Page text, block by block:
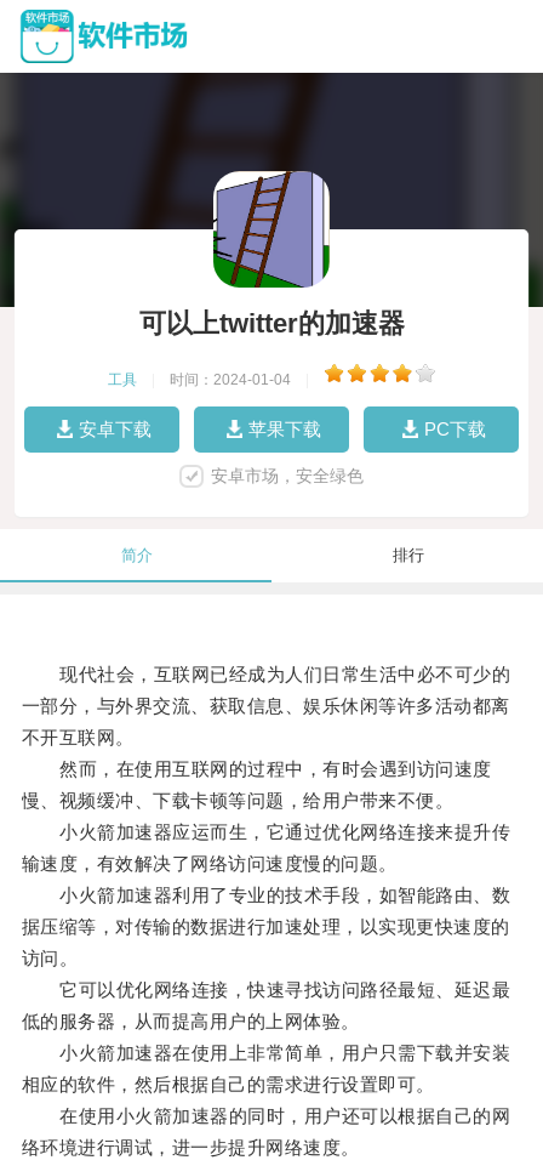
可以上twitter的加速器
工具 时间：2024-01-04
安卓下载 苹果下载 PC下载
安卓市场，安全绿色
简介 排行
现代社会，互联网已经成为人们日常生活中必不可少的
一部分，与外界交流、获取信息、娱乐休闲等许多活动都离
不开互联网。
然而，在使用互联网的过程中，有时会遇到访问速度
慢、视频缓冲、下载卡顿等问题，给用户带来不便。
小火箭加速器应运而生，它通过优化网络连接来提升传
输速度，有效解决了网络访问速度慢的问题。
小火箭加速器利用了专业的技术手段，如智能路由、数
据压缩等，对传输的数据进行加速处理，以实现更快速度的
访问。
它可以优化网络连接，快速寻找访问路径最短、延迟最
低的服务器，从而提高用户的上网体验。
小火箭加速器在使用上非常简单，用户只需下载并安装
相应的软件，然后根据自己的需求进行设置即可。
在使用小火箭加速器的同时，用户还可以根据自己的网
络环境进行调试，进一步提升网络速度。